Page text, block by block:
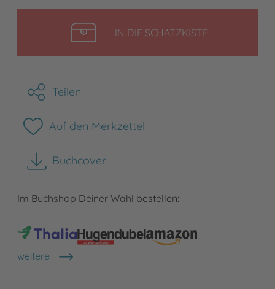
IN DIE SCHATZKISTELEGEN
Teilen
Auf den Merkzettel
Buchcover
herunterladen
Im Buchshop Deiner Wahl bestellen:
weitere
Shops anzeigen